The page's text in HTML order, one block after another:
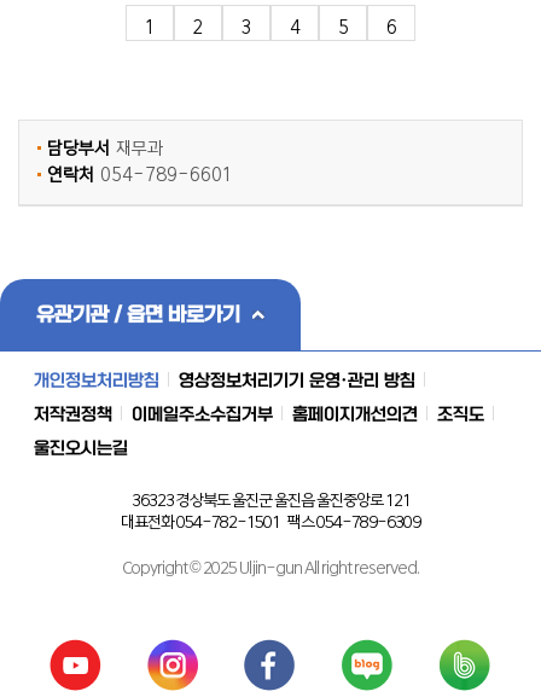
1 2 3 4 5 6
담당부서 재무과
연락처 054-789-6601
유관기관 / 읍면 바로가기
개인정보처리방침
영상정보처리기기 운영·관리 방침
저작권정책
이메일주소수집거부 홈페이지개선의견
조직도
울진오시는길
36323 경상북도 울진군 울진읍 울진중앙로 121
대표전화 054-782-1501 팩스 054-789-6309
Copyright © 2025 Uljin-gun All right reserved.